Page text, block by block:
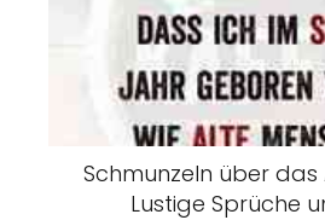
Schmunzeln über das
Lustige Sprüche